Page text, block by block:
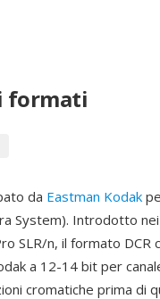
formati
da Eastman Kodak
System). Introdotto
SLR/n, il formato DCR
a 12-14 bit per
cromatiche prima di